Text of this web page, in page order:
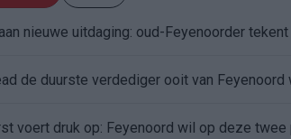
nieuwe uitdaging: oud-Feyenoorder
voert druk op: Feyenoord wil op deze